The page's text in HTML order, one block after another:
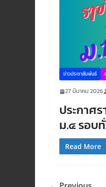
ข่าวประชาสัมพันธ์
27 มีนาคม 2026
ประกาศ
ม.๔ รอบ
Read More